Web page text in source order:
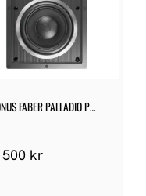
FABER PALLADIO PW-
kr